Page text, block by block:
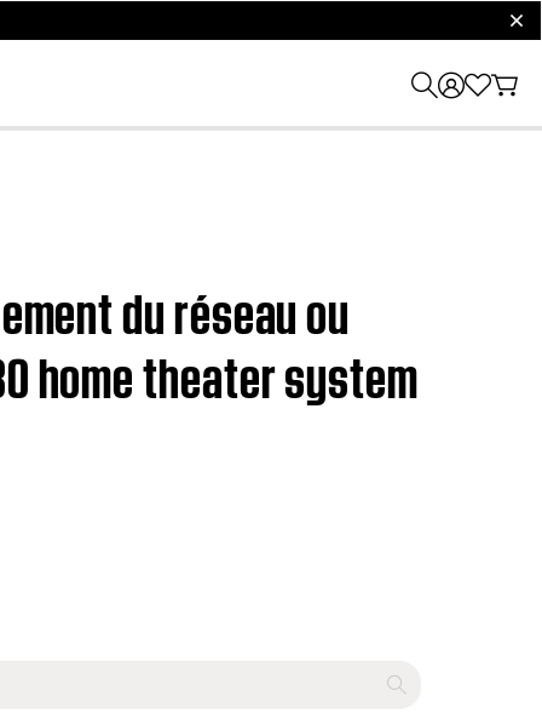
du réseau ou
home theater system